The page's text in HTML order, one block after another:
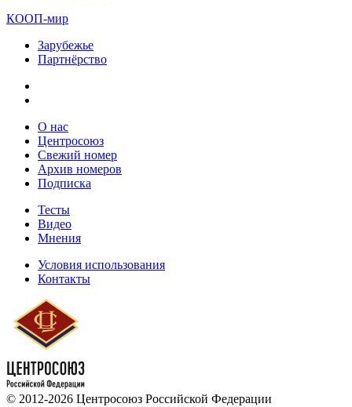
КООП-мир
Зарубежье
Партнёрство
О нас
Центросоюз
Свежий номер
Архив номеров
Подписка
Тесты
Видео
Мнения
Условия использования
Контакты
© 2012-2026 Центросоюз Российской Федерации